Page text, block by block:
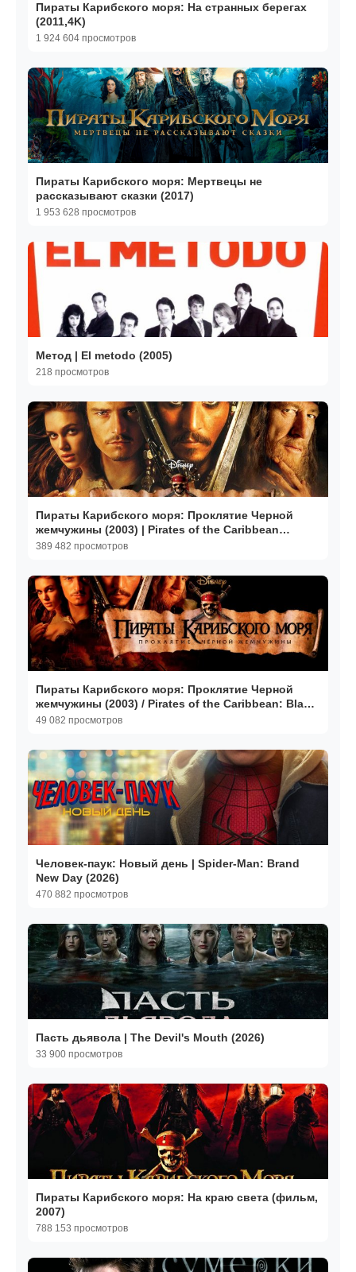
Пираты Карибского моря: На странных берегах
(2011,4K)
1 924 604 просмотров
Пираты Карибского моря: Мертвецы не
рассказывают сказки (2017)
1 953 628 просмотров
Метод | El metodo (2005)
218 просмотров
Пираты Карибского моря: Проклятие Черной
жемчужины (2003) | Pirates of the Caribbean
(Дубляж)
389 482 просмотров
Пираты Карибского моря: Проклятие Черной
жемчужины (2003) / Pirates of the Caribbean: Black
Pearl
49 082 просмотров
Человек-паук: Новый день | Spider-Man: Brand
New Day (2026)
470 882 просмотров
Пасть дьявола | The Devil's Mouth (2026)
33 900 просмотров
Пираты Карибского моря: На краю света (фильм,
2007)
788 153 просмотров